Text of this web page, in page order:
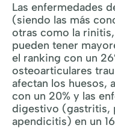
Las enfermedades
(siendo las más
otras como la
pueden tener
el ranking con un
osteoarticulares
afectan los huesos,
con un 20% y las
digestivo (gastritis,
apendicitis) en un